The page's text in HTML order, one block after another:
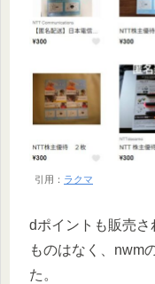
引用： ラクマ
dポイントも販売
ものはなく、nwm
た。